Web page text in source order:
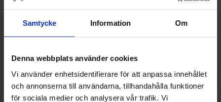
Samtycke Information Om
Denna webbplats använder cookies
Vi använder enhetsidentifierare för att anpassa innehållet
och annonserna till användarna, tillhandahålla funktioner
för sociala medier och analysera vår trafik. Vi